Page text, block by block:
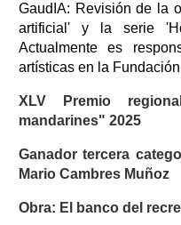
GaudIA: Revisión de la
artificial' y la serie
Actualmente es
artísticas en la
XLV Premio
mandarines" 2025
Ganador tercera
Mario Cambres Muñoz
Obra: El banco del